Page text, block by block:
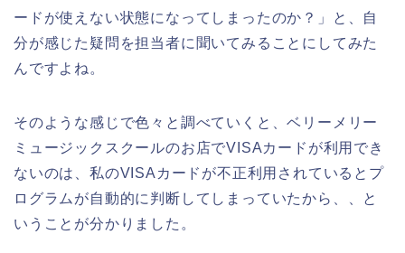
ードが使えない状態になってしまったのか？」と、自
分が感じた疑問を担当者に聞いてみることにしてみた
んですよね。
そのような感じで色々と調べていくと、ベリーメリー
ミュージックスクールのお店でVISAカードが利用でき
ないのは、私のVISAカードが不正利用されているとプ
ログラムが自動的に判断してしまっていたから、、と
いうことが分かりました。